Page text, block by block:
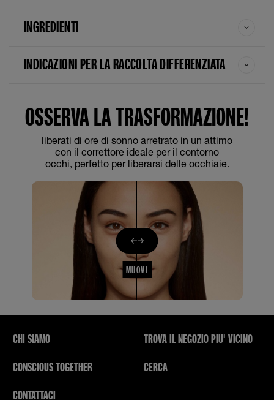
INGREDIENTI
INDICAZIONI PER LA RACCOLTA DIFFERENZIATA
OSSERVA LA TRASFORMAZIONE!
liberati di ore di sonno arretrato in un attimo
con il correttore ideale per il contorno
occhi, perfetto per liberarsi delle occhiaie.
MUOVI
CHI SIAMO
CONSCIOUS TOGETHER
CONTATTACI
TROVA IL NEGOZIO PIU' VICINO
CERCA